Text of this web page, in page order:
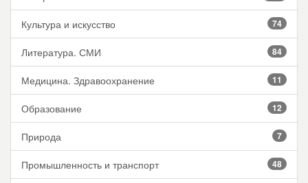
Культура и искусство 74
Литература. СМИ 84
Медицина. Здравоохранение 11
Образование 12
Природа 7
Промышленность и транспорт 48